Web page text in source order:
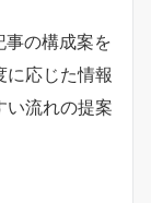
事の構成案を
に応じた情報
い流れの提案